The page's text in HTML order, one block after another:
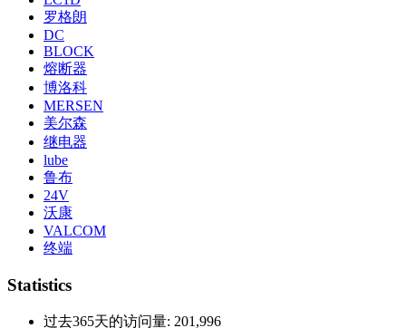
SCHNEIDER
变压器
三元
接触器
施耐德
SAMWON
AC
交流接触器
隔离
控制
TeSys Deca
Legrand
单相
罗格朗
BLOCK